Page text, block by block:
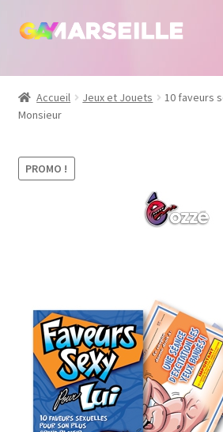
Aller
navigation
Aller
Boutique
Bijoux
Calendrier
Accueil Jeux et Jouets
10 faveurs
Monsieur
PROMO !